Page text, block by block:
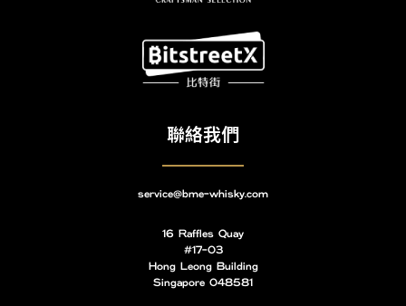
聯絡我們
service@bme-whisky.com
16 Raffles Quay
#17-03
Hong Leong Building
Singapore 048581